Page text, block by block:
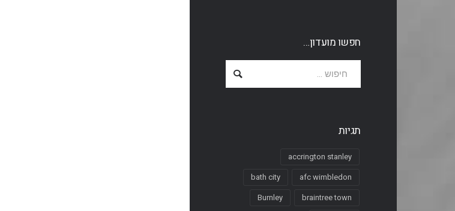
חפשו מועדון…
תגיות
accrington stanley
afc wimbledon
bath city
braintree town
Burnley